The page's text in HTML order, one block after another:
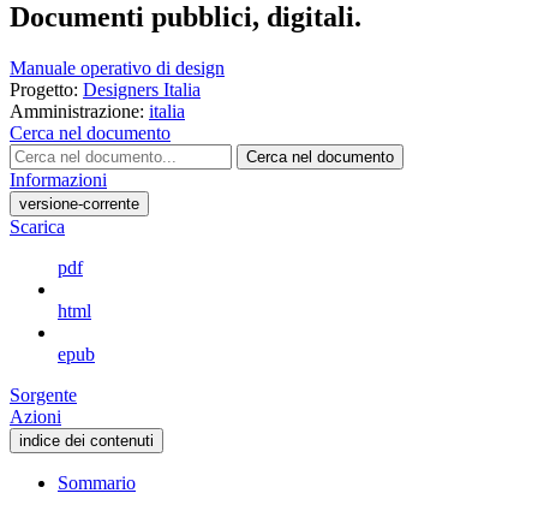
Documenti pubblici, digitali.
Manuale operativo di design
Progetto: Designers Italia
Amministrazione: italia
Cerca nel documento
Cerca nel documento
Informazioni
versione-corrente
Scarica
pdf
html
epub
Sorgente
Azioni
indice dei contenuti
Sommario